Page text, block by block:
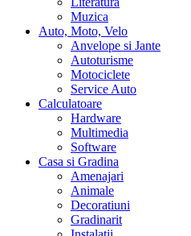
Muzica
Auto, Moto, Velo
Anvelope si Jante
Autoturisme
Motociclete
Service Auto
Calculatoare
Hardware
Multimedia
Software
Casa si Gradina
Amenajari
Animale
Decoratiuni
Gradinarit